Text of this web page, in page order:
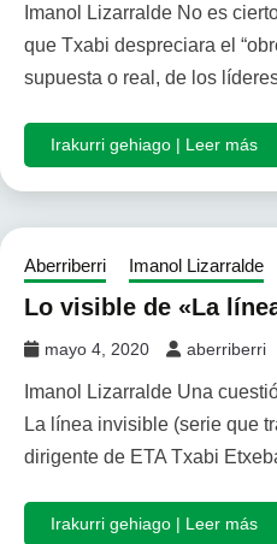
Imanol Lizarralde No es
que Txabi despreciara el
supuesta o real, de los
Irakurri gehiago | Leer más
Aberriberri Imanol Lizarralde
Lo visible de «La
mayo 4, 2020 aberriberri
Imanol Lizarralde Una
La línea invisible (serie que
dirigente de ETA Txabi
Irakurri gehiago | Leer más